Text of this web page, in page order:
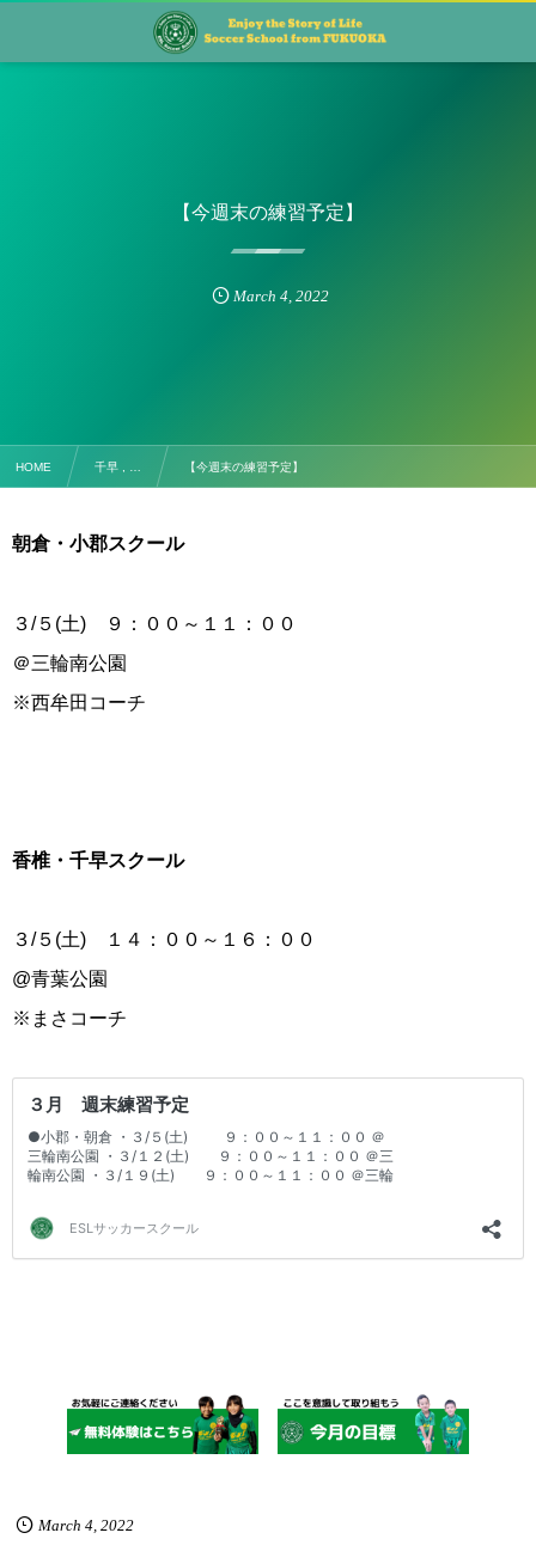
【今週末の練習予定】
March 4, 2022
HOME 千早 , … 【今週末の練習予定】
朝倉・小郡スクール
３/５(土) ９：００～１１：００
＠三輪南公園
※西牟田コーチ
香椎・千早スクール
３/５(土) １４：００～１６：００
@青葉公園
※まさコーチ
March 4, 2022